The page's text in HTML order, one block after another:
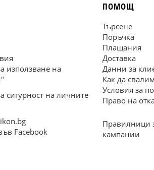
използване на
сигурност на личните
Facebook
ПОМОЩ
Търсене
Поръчка
Плащания
Доставка
Данни за
Как да
Условия за
Право на
Правилници
кампании